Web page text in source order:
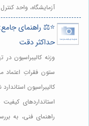
آزمایشگاه، واحد
⭐️⚖️ راهنمای
حداکثر دقت
وزنه کالیبراسیون
ستون فقراتِ
کالیبراسیون
راهنمای فنی، به